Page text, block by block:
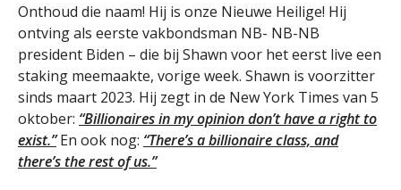
Onthoud die naam! Hij is onze Nieuwe Heilige! Hij
ontving als eerste vakbondsman NB- NB-NB
president Biden – die bij Shawn voor het eerst live een
staking meemaakte, vorige week. Shawn is voorzitter
sinds maart 2023. Hij zegt in de New York Times van 5
oktober: “Billionaires in my opinion don’t have a right to
exist.”En ook nog: “There’s a billionaire class, and
there’s the rest of us.”